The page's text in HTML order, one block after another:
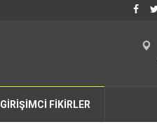
GİRİŞİMCİ FİKİRLER